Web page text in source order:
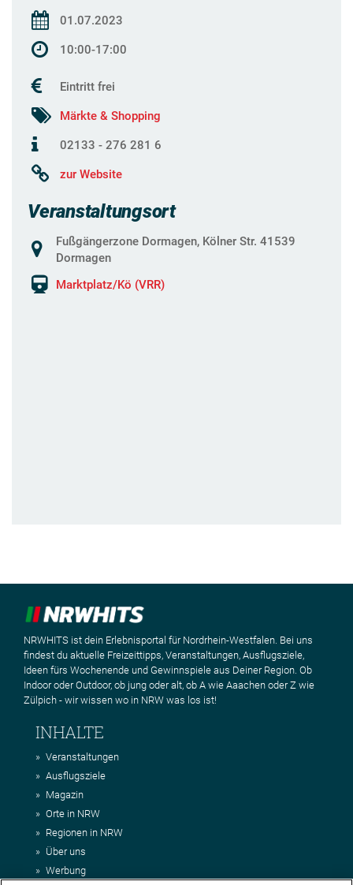
01.07.2023
10:00-17:00
Eintritt frei
Märkte & Shopping
02133 - 276 281 6
zur Website
Veranstaltungsort
Fußgängerzone Dormagen, Kölner Str. 41539
Dormagen
Marktplatz/Kö (VRR)
NRWHITS ist dein Erlebnisportal für Nordrhein-Westfalen. Bei uns
findest du aktuelle Freizeittipps, Veranstaltungen, Ausflugsziele,
Ideen fürs Wochenende und Gewinnspiele aus Deiner Region. Ob
Indoor oder Outdoor, ob jung oder alt, ob A wie Aaachen oder Z wie
Zülpich - wir wissen wo in NRW was los ist!
INHALTE
Veranstaltungen
Ausflugsziele
Magazin
Orte in NRW
Regionen in NRW
Über uns
Werbung